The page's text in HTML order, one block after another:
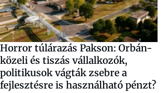
Horror túlárazás Pakson: Orbán-
közeli és tiszás vállalkozók,
politikusok vágták zsebre a
fejlesztésre is használható pénzt?